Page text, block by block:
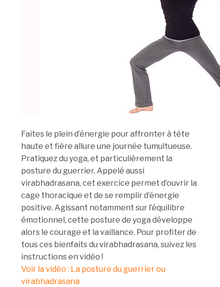
Faites le plein d’énergie pour affronter à tête
haute et fière allure une journée tumultueuse.
Pratiquez du yoga, et particulièrement la
posture du guerrier. Appelé aussi
virabhadrasana, cet exercice permet d’ouvrir la
cage thoracique et de se remplir d’énergie
positive. Agissant notamment sur l’équilibre
émotionnel, cette posture de yoga développe
alors le courage et la vaillance. Pour profiter de
tous ces bienfaits du virabhadrasana, suivez les
instructions en vidéo !
Voir la vidéo : La posture du guerrier ou
virabhadrasana